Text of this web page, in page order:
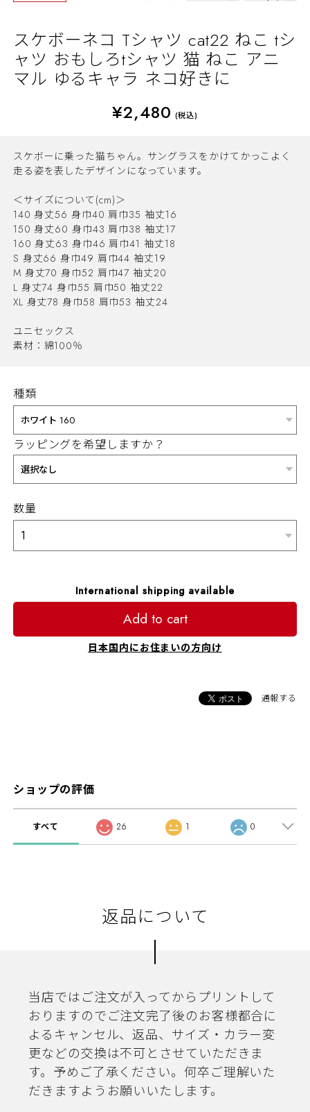
スケボーネコ Tシャツ cat22 ねこ tシ
ャツ おもしろtシャツ 猫 ねこ アニ
マル ゆるキャラ ネコ好きに
¥2,480 (税込)
スケボーに乗った猫ちゃん。サングラスをかけてかっこよく
走る姿を表したデザインになっています。
＜サイズについて(cm)＞
140 身丈56 身巾40 肩巾35 袖丈16
150 身丈60 身巾43 肩巾38 袖丈17
160 身丈63 身巾46 肩巾41 袖丈18
S 身丈66 身巾49 肩巾44 袖丈19
M 身丈70 身巾52 肩巾47 袖丈20
L 身丈74 身巾55 肩巾50 袖丈22
XL 身丈78 身巾58 肩巾53 袖丈24
ユニセックス
素材：綿100％
種類
ラッピングを希望しますか？
数量
International shipping available
Add to cart
日本国内にお住まいの方向け
通報する
ショップの評価
すべて 26 1 0
返品について
当店ではご注文が入ってからプリントして
おりますのでご注文完了後のお客様都合に
よるキャンセル、返品、サイズ・カラー変
更などの交換は不可とさせていただきま
す。予めご了承ください。何卒ご理解いた
だきますようお願いいたします。